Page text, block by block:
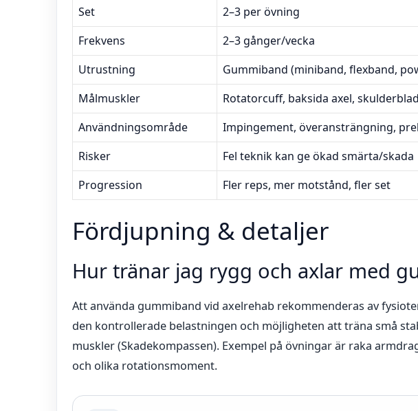
Set
2–3 per övning
Frekvens
2–3 gånger/vecka
Utrustning
Gummiband (miniband, flexband,
Målmuskler
Rotatorcuff, baksida axel,
Användningsområde
Impingement, överansträngning,
Risker
Fel teknik kan ge ökad smärta/skada
Progression
Fler reps, mer motstånd, fler set
Fördjupning & detaljer
Hur tränar jag rygg och axlar med
Att använda gummiband vid axelrehab rekommenderas av
den kontrollerade belastningen och möjligheten att träna små
muskler (Skadekompassen). Exempel på övningar är raka
och olika rotationsmoment.